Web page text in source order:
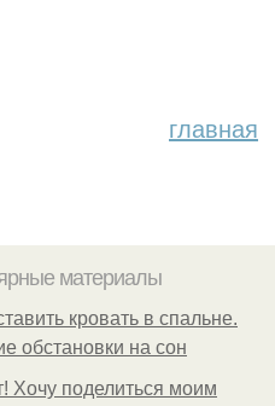
главная
материалы
кровать в спальне.
обстановки на сон
Хочу поделиться моим